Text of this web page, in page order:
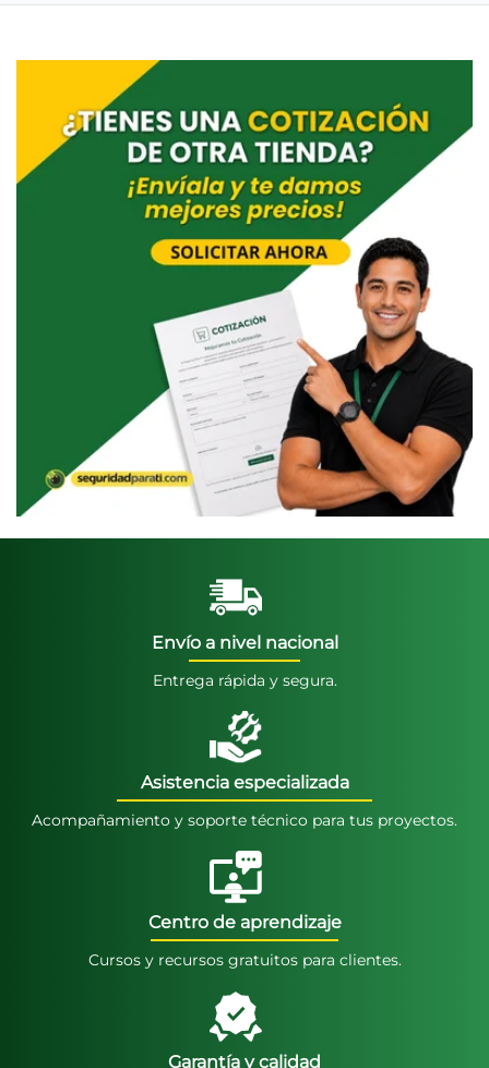
Envío a nivel nacional
Entrega rápida y segura.
Asistencia especializada
Acompañamiento y soporte técnico para tus proyectos.
Centro de aprendizaje
Cursos y recursos gratuitos para clientes.
Garantía y calidad